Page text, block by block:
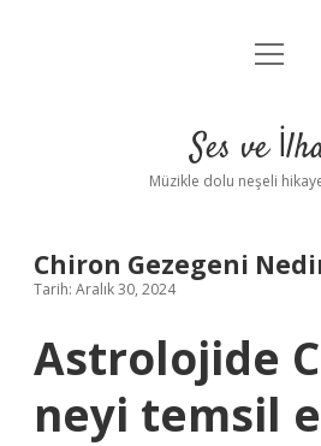
Anasayfa
Yasal Uyarı
menüyü
Ses ve
Müzikle dolu neşeli
Chiron Gezegeni
Tarih: Aralık 30, 2024
Astrolojide
neyi temsil